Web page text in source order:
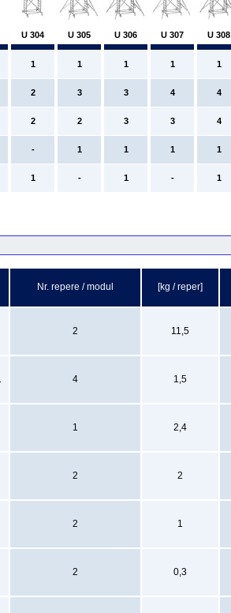
U 304
1
2
2
-
1
U 305
1
3
2
1
-
U 306
1
3
3
1
1
U 307
1
4
3
1
-
U 308
1
4
4
1
1
Nr. repere / modul [kg / reper]
2 11,5
4 1,5
1 2,4
2 2
2 1
2 0,3